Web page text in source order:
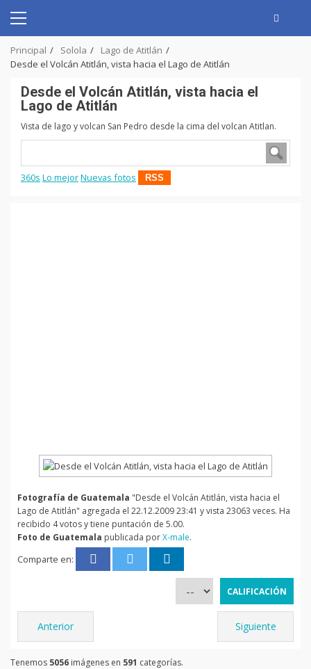
content
Primary
Principal Solola
Lago de Atitlán
Desde el Volcán Atitlán, vista hacia el Lago de Atitlán
Desde el Volcán Atitlán, vista hacia el
Lago de Atitlán
Vista de lago y volcan San Pedro desde la cima del volcan Atitlan.
360s Lo mejorNuevas fotos RSS
Fotografía de Guatemala "Desde el Volcán Atitlán, vista hacia el
Lago de Atitlán" agregada el 22.12.2009 23:41 y vista 23063 veces. Ha
recibido 4 votos y tiene puntación de 5.00.
Foto de Guatemala publicada porX-male.
Comparte en:
Anterior Siguiente
Tenemos 5056 imágenes en 591 categorías.